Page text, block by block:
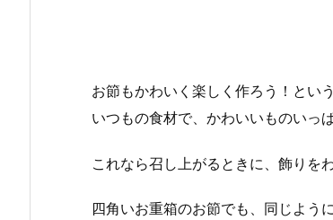
お節もかわいく楽しく作ろう！とい
いつもの食材で、かわいいものいっ
これなら召し上がるときに、飾りを
四角いお重箱のお節でも、同じよう